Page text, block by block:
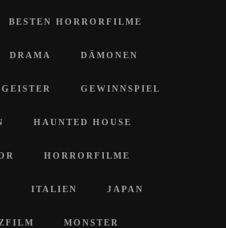
BESTEN HORRORFILME
DRAMA DÄMONEN
GEISTER GEWINNSPIEL
HAUNTED HOUSE
HORRORFILME
ITALIEN JAPAN
MONSTER